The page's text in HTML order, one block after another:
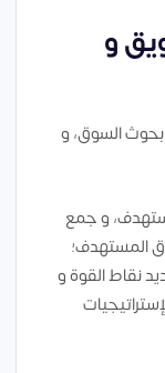
و
السوق، و
و جمع
المستهدف؛
نقاط القوة و